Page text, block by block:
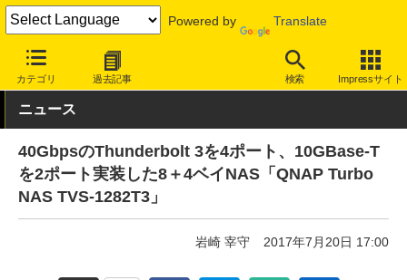
Powered by Translate
カテゴリ 過去記事 検索 Impressサイト
INTERNET Watch ハードウェア
ニュース
40GbpsのThunderbolt 3を4ポート、10GBase-T
を2ポート実装した8＋4ベイNAS「QNAP Turbo
NAS TVS-1282T3」
岩崎 宰守 2017年7月20日 17:00